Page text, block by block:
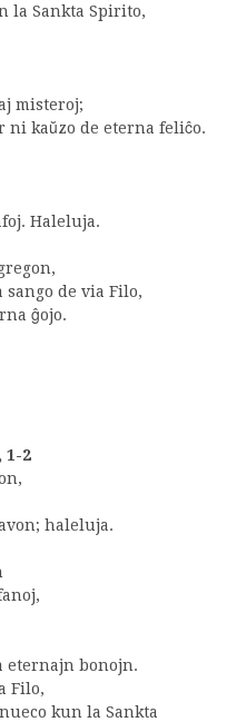
la Sankta Spirito,
misteroj;
ni kaŭzo de eterna feliĉo.
Haleluja.
de via Filo,
ĝojo.
1-2
haleluja.
eternajn bonojn.
Filo,
kun la Sankta